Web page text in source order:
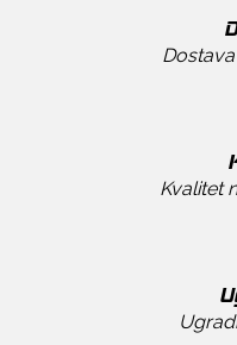
Kvalitet